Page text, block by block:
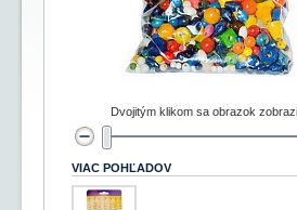
Dvojitým klikom sa obrazok
VIAC POHĽADOV